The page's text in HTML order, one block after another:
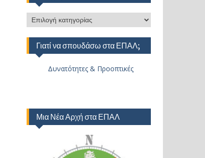
Kατηγορίες
Γιατί να σπουδάσω στα ΕΠΑΛ;
Δυνατότητες & Προοπτικές
Μια Νέα Αρχή στα ΕΠΑΛ